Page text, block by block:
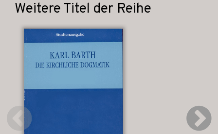
Weitere Titel der Reihe